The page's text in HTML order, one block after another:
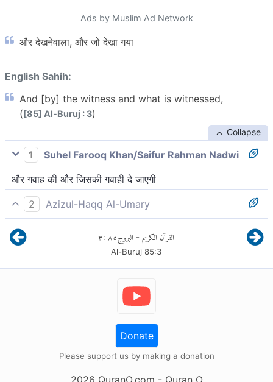
Ads by Muslim Ad Network
और देखनेवाला, और जो देखा गया
English Sahih:
And [by] the witness and what is witnessed,
([85] Al-Buruj : 3)
Collapse
1
Suhel Farooq Khan/Saifur Rahman Nadwi
और गवाह की और जिसकी गवाही दे जाएगी
2
Azizul-Haqq Al-Umary
शपथ है साक्षी की और जिसपर साक्ष्य देगा!القرآن الكريم - البروج٨٥:٣
Al-Buruj 85:3
Donate
Please support us by making a donation